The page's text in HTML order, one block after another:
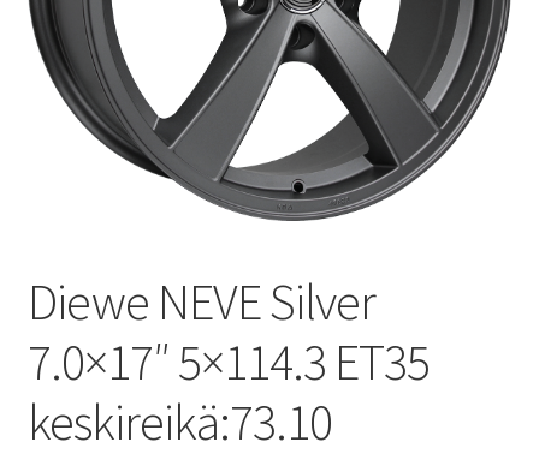
Diewe NEVE Silver
7.0×17″ 5×114.3 ET35
keskireikä:73.10